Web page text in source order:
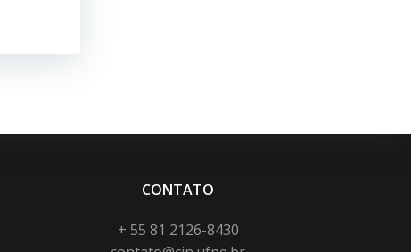
CONTATO
+ 55 81 2126-8430